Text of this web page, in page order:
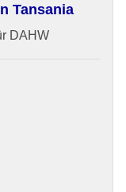
Tansania
DAHW